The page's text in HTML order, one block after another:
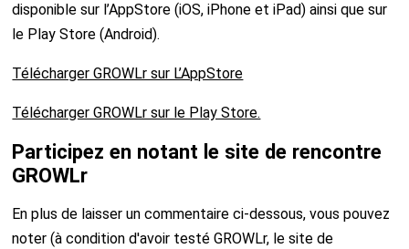
disponible sur l’AppStore (iOS, iPhone et iPad) ainsi que sur
le Play Store (Android).
Télécharger GROWLr sur L’AppStore
Télécharger GROWLr sur le Play Store.
Participez en notant le site de rencontre
GROWLr
En plus de laisser un commentaire ci-dessous, vous pouvez
noter (à condition d'avoir testé GROWLr, le site de